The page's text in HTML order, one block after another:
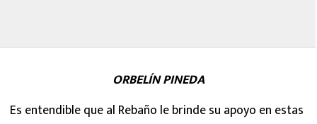
ORBELÍN PINEDA
Es entendible que al Rebaño le brinde su apoyo en estas